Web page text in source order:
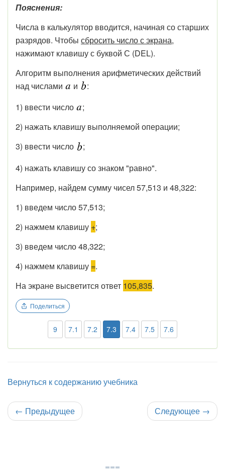
Пояснения:
Числа в калькулятор вводится, начиная со старших
разрядов. Чтобы сбросить число с экрана,
нажимают клавишу с буквой С (DEL).
Алгоритм выполнения арифметических действий
над числами
и
:
1) ввести число
;
2) нажать клавишу выполняемой операции;
3) ввести число
;
4) нажать клавишу со знаком "равно".
Например, найдем сумму чисел 57,513 и 48,322:
1) введем число 57,513;
2) нажмем клавишу +;
3) введем число 48,322;
4) нажмем клавишу =.
На экране высветится ответ 105,835.
Поделиться
9 7.1 7.2 7.3 7.4 7.5 7.6
Вернуться к содержанию учебника
← Предыдущее Следующее →